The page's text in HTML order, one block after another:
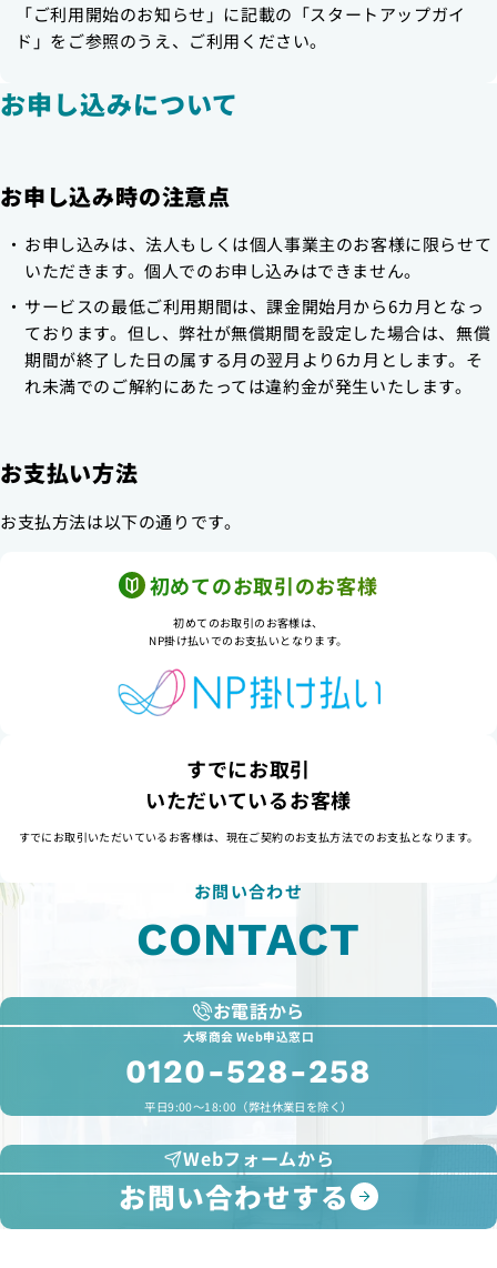
「ご利用開始のお知らせ」に記載の「スタートアップガイ
ド」をご参照のうえ、ご利用ください。
お申し込みについて
お申し込み時の注意点
お申し込みは、法人もしくは個人事業主のお客様に限らせて
いただきます。個人でのお申し込みはできません。
サービスの最低ご利用期間は、課金開始月から6カ月となっ
ております。但し、弊社が無償期間を設定した場合は、無償
期間が終了した日の属する月の翌月より6カ月とします。そ
れ未満でのご解約にあたっては違約金が発生いたします。
お支払い方法
お支払方法は以下の通りです。
初めてのお取引のお客様
初めてのお取引のお客様は、
NP掛け払いでのお支払いとなります。
すでにお取引
いただいているお客様
すでにお取引いただいているお客様は、現在ご契約のお支払方法でのお支払となります。
お問い合わせ
CONTACT
お電話から
大塚商会 Web申込窓口
0120-528-258
平日9:00～18:00（弊社休業日を除く）
Webフォームから
お問い合わせする